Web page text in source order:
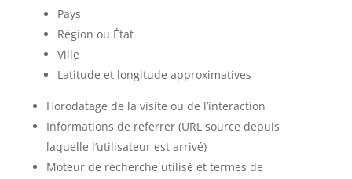
Pays
Région ou État
Ville
Latitude et longitude approximatives
Horodatage de la visite ou de l’interaction
Informations de referrer (URL source depuis
laquelle l’utilisateur est arrivé)
Moteur de recherche utilisé et termes de